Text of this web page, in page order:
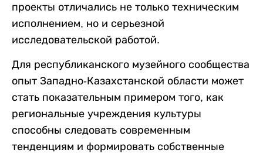
проекты отличались не только техническим
исполнением, но и серьезной
исследовательской работой.
Для республиканского музейного сообщества
опыт Западно-Казахстанской области может
стать показательным примером того, как
региональные учреждения культуры
способны следовать современным
тенденциям и формировать собственные